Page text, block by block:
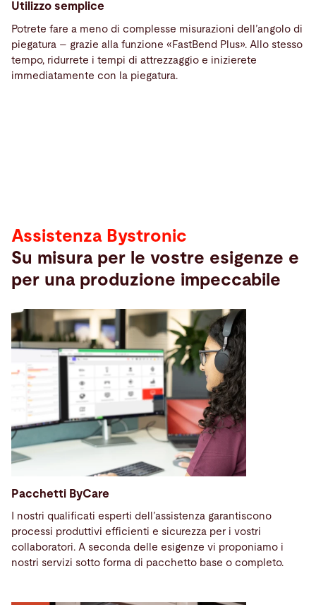
Utilizzo semplice
Potrete fare a meno di complesse misurazioni dell’angolo di
piegatura – grazie alla funzione «FastBend Plus». Allo stesso
tempo, ridurrete i tempi di attrezzaggio e inizierete
immediatamente con la piegatura.
Assistenza
Assistenza Bystronic
Su misura per le vostre esigenze e
per una produzione impeccabile
Pacchetti ByCare
I nostri qualificati esperti dell’assistenza garantiscono
processi produttivi efficienti e sicurezza per i vostri
collaboratori. A seconda delle esigenze vi proponiamo i
nostri servizi sotto forma di pacchetto base o completo.